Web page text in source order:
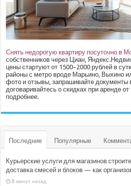
Снять недорогую квартиру посуточно в
собственников через Циан,
цены стартуют от 1500–2000 рублей в
районы с метро вроде Марьино, Выхино
фото и отзывы, запрашивайте документы
договаривайтесь о скидках при аренде
подробнее.
Последние Популярные
Курьерские услуги для магазинов
доставка смесей и блоков — как
8 минут назад